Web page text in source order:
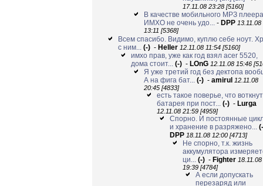
17.11.08 23:28 [5160]
В качестве мобильного МРЗ плеера
ИМХО не очень удо... - DPP 13.11.08
13:11 [5368]
Всем спасибо. Видимо, куплю себе ноут.
с ним... (-) - Heller 12.11.08 11:54 [5160]
имхо прав, уже как год взял acer 5520,
дома стоит... (-) - LOnG 12.11.08 15:46
Я уже третий год без дектопа
А на фига бат... (-) - amirul 12.11.08
20:45 [4833]
есть такое поверье, что
батарея при пост... (-) - Lurga
12.11.08 21:59 [4959]
Спорно. И постоянные
и хранение в разряжено...
DPP 18.11.08 12:00 [4713]
Не спорно, т.к. жизнь
аккумулятора
ци... (-) - Fighter 18.11.08
19:39 [4784]
А если допускать
перезаряд или